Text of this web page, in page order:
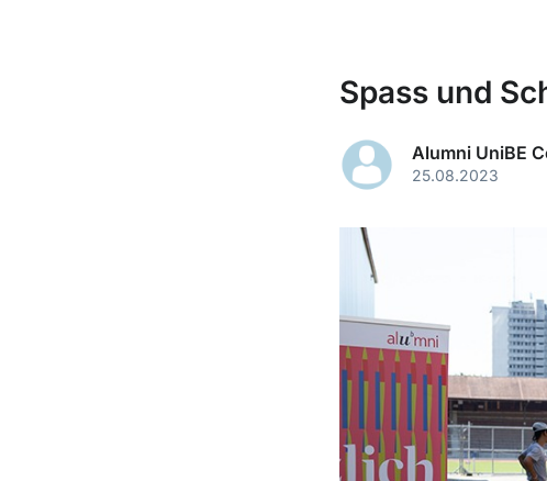
Spass und
Alumni UniBE
25.08.2023